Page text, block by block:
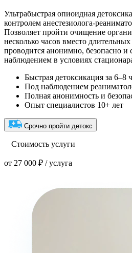
Ультрабыстрая опиоидная
контролем анестезиолога-
Позволяет пройти очищение
несколько часов вместо
проводится анонимно, безопасно и
наблюдением в условиях
Быстрая детоксикация за 6–8
Под наблюдением
Полная анонимность и
Опыт специалистов 10+ лет
Срочно пройти детокс
Стоимость услуги
от 27 000 ₽ / услуга